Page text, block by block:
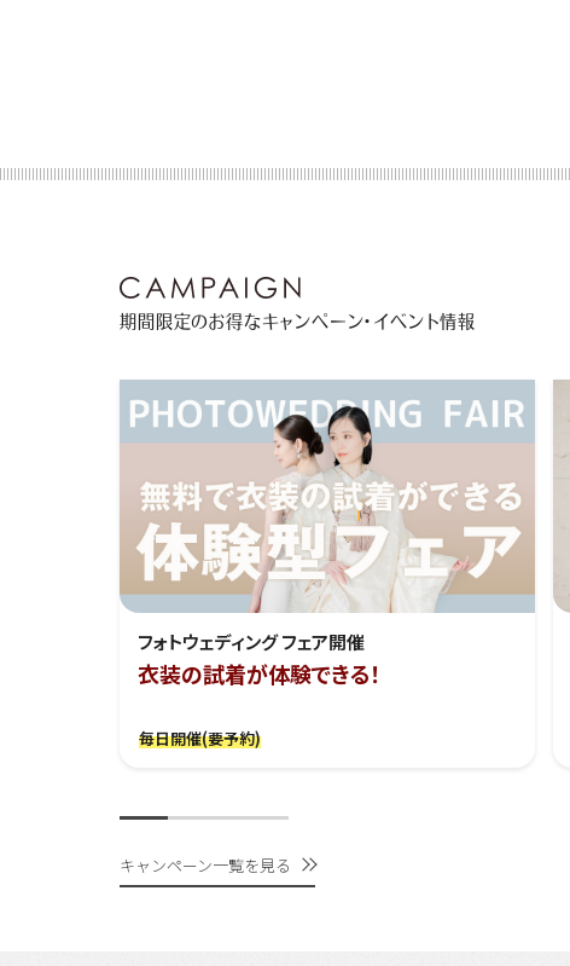
期間限定のお得なキャンペーン・イベント情報
フォトウェディング フェア開催
衣装の試着が体験できる！
毎日開催(要予約)
キャンペーン一覧を見る